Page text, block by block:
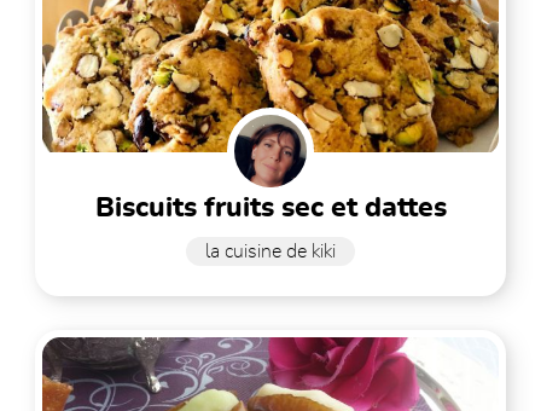
biscuits fruits sec et dattes
la cuisine de kiki